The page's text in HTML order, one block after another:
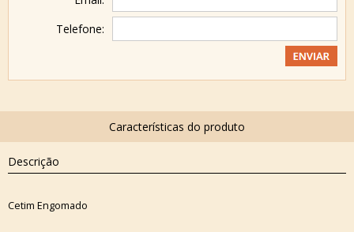
Telefone:
Descrição
Cetim Engomado